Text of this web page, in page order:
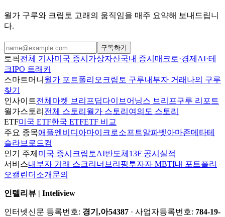
월가 구루와 크립토 고래의 움직임을 매주 요약해 보내드립니
다.
구독하기
토픽전체 기사미국 증시 가상자산국내 증시 매크로·경제 AI·테
크IPO 트래커
스마트머니 월가 포트폴리오 크립토 구루내부자 거래 나의 구루
찾기
인사이트전체 마켓 브리프딥다이브 어닝스 브리프구루 리포트
월가스토리 전체 스토리 월가 스토리 여의도 스토리
ETF미국 ETF한국 ETFETF 비교
주요 종목애플엔비디아마이크로소프트알파벳아마존메타테
슬라브로드컴
인기 주제 미국 증시 크립토AI반도체 13F 공시 실적
서비스내부자 거래 스크리너 브리핑투자자 MBTI내 포트폴리
오캘린더 소개 문의
인텔리뷰 | Inteliview
인터넷신문 등록번호: 경기,아54387 · 사업자등록번호: 784-19-